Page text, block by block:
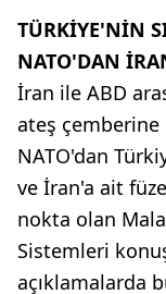
TÜRKİYE'NİN
NATO'DAN
İran ile ABD
ateş çemberine
NATO'dan
ve İran'a ait
nokta olan
Sistemleri
açıklamalarda